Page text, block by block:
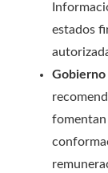
estados